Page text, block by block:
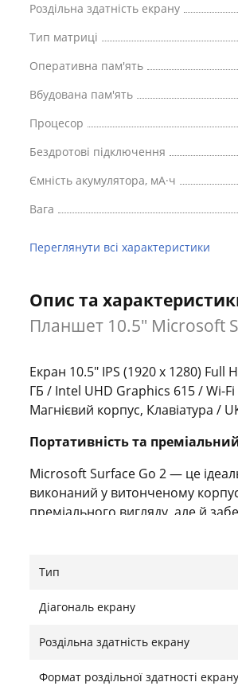
Роздільна здатність екрану
Тип матриці
Оперативна пам'ять
Вбудована пам'ять
Процесор
Бездротові підключення
Ємність акумулятора, мА·ч
Вага
Переглянути всі характеристики
Опис та
Планшет 10.5" Microsoft
Екран 10.5" IPS (1920 x 1280) Full
ГБ / Intel UHD Graphics 615 / Wi-
Магнієвий корпус, Клавіатура /
Портативність та
Microsoft Surface Go 2 — це
виконаний у витонченому
преміального вигляду, але й
тих, хто постійно перебуває в
Пристрій оснащений
(1920x1280). Екран
Тип
Діагональ екрану
Роздільна здатність екрану
Формат роздільної здатності екрану